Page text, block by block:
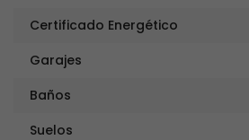
Certificado Energético
Garajes
Baños
Suelos